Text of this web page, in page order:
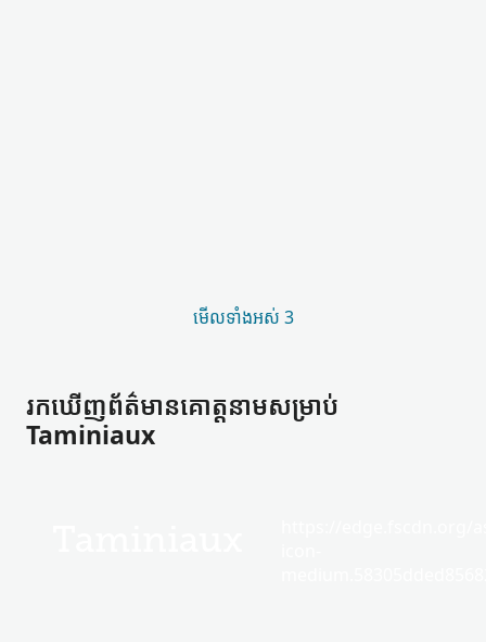
មើល​ទាំងអស់ 3
រកឃើញ​ព័ត៌មាន​គោត្តនាម​សម្រាប់
Taminiaux